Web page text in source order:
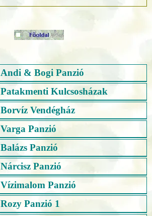
Andi & Bogi Panzió
Patakmenti Kulcsosházak
Borvíz Vendégház
Varga Panzió
Balázs Panzió
Nárcisz Panzió
Vízimalom Panzió
Rozy Panzió 1